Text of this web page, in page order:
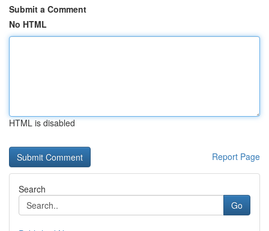
Submit a Comment
No HTML
HTML is disabled
Report Page
Search
Go